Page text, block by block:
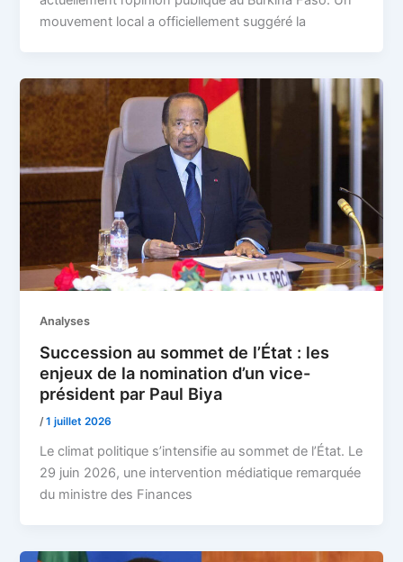
mouvement local a officiellement suggéré la
Analyses
Succession au sommet de l’État : les
enjeux de la nomination d’un vice-
président par Paul Biya
/1 juillet 2026
Le climat politique s’intensifie au sommet de l’État. Le
29 juin 2026, une intervention médiatique remarquée
du ministre des Finances